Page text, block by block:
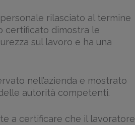
rilasciato al termine
certificato dimostra le
sul lavoro e ha una
nell’azienda e mostrato
autorità competenti.
a certificare che il lavoratore